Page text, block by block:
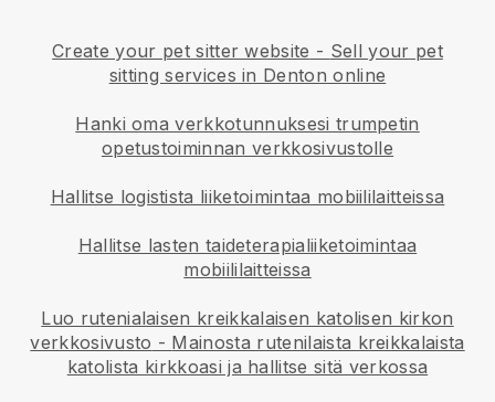
Create your pet sitter website - Sell your pet
sitting services in Denton online
Hanki oma verkkotunnuksesi trumpetin
opetustoiminnan verkkosivustolle
Hallitse logistista liiketoimintaa mobiililaitteissa
Hallitse lasten taideterapialiiketoimintaa
mobiililaitteissa
Luo rutenialaisen kreikkalaisen katolisen kirkon
verkkosivusto - Mainosta rutenilaista kreikkalaista
katolista kirkkoasi ja hallitse sitä verkossa